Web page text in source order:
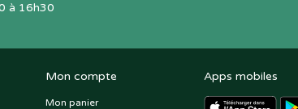
à 16h30
Mon compte
Mon panier
Apps mobiles